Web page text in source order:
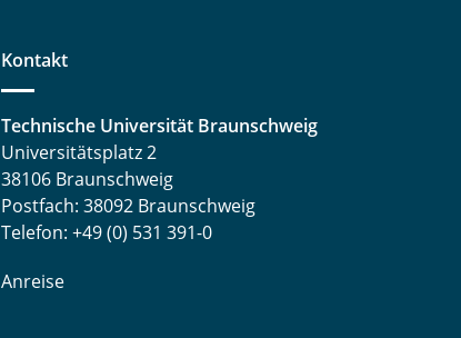
Kontakt
Technische Universität Braunschweig
Universitätsplatz 2
38106 Braunschweig
Postfach: 38092 Braunschweig
Telefon: +49 (0) 531 391-0
Anreise